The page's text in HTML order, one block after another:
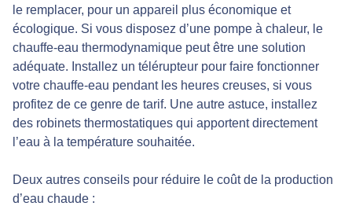
le remplacer, pour un appareil plus économique et
écologique. Si vous disposez d’une pompe à chaleur, le
chauffe-eau thermodynamique peut être une solution
adéquate. Installez un télérupteur pour faire fonctionner
votre chauffe-eau pendant les heures creuses, si vous
profitez de ce genre de tarif. Une autre astuce, installez
des robinets thermostatiques qui apportent directement
l’eau à la température souhaitée.
Deux autres conseils pour réduire le coût de la production
d’eau chaude :